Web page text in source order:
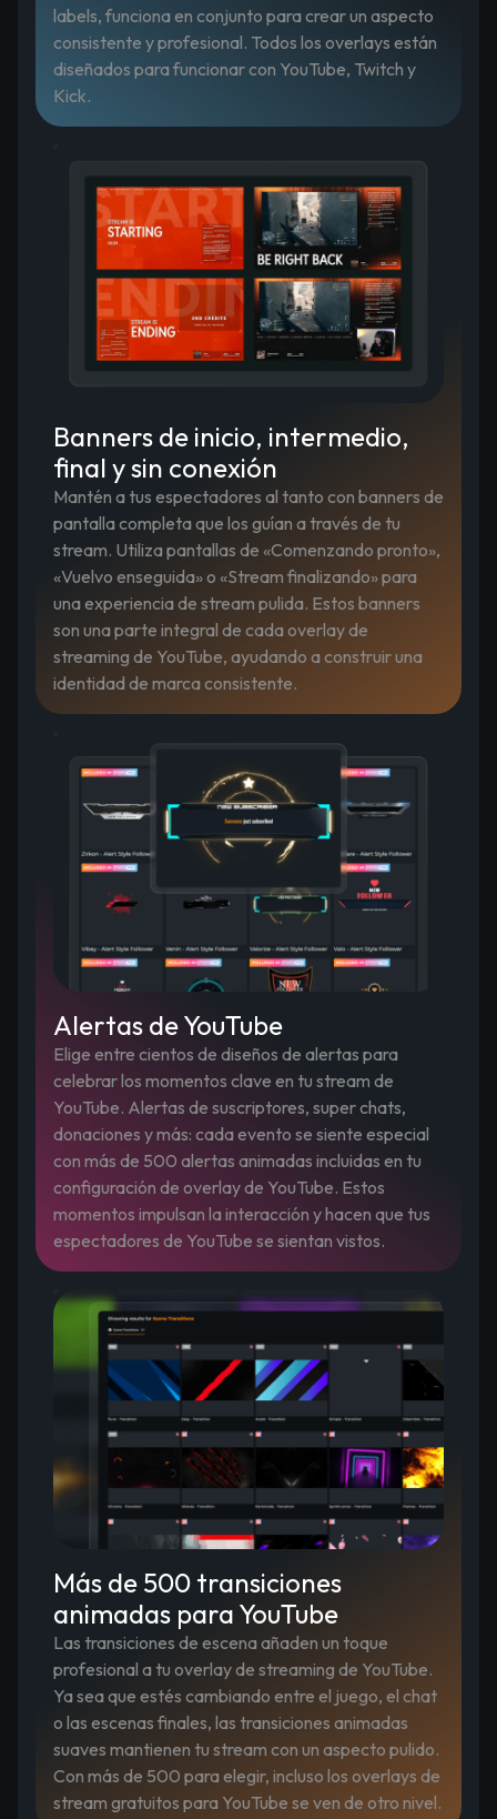
labels, funciona en conjunto para crear un aspecto
consistente y profesional. Todos los overlays están
diseñados para funcionar con YouTube, Twitch y
Kick.
Banners de inicio, intermedio,
final y sin conexión
Mantén a tus espectadores al tanto con banners de
pantalla completa que los guían a través de tu
stream. Utiliza pantallas de «Comenzando pronto»,
«Vuelvo enseguida» o «Stream finalizando» para
una experiencia de stream pulida. Estos banners
son una parte integral de cada overlay de
streaming de YouTube, ayudando a construir una
identidad de marca consistente.
Alertas de YouTube
Elige entre cientos de diseños de alertas para
celebrar los momentos clave en tu stream de
YouTube. Alertas de suscriptores, super chats,
donaciones y más: cada evento se siente especial
con más de 500 alertas animadas incluidas en tu
configuración de overlay de YouTube. Estos
momentos impulsan la interacción y hacen que tus
espectadores de YouTube se sientan vistos.
Más de 500 transiciones
animadas para YouTube
Las transiciones de escena añaden un toque
profesional a tu overlay de streaming de YouTube.
Ya sea que estés cambiando entre el juego, el chat
o las escenas finales, las transiciones animadas
suaves mantienen tu stream con un aspecto pulido.
Con más de 500 para elegir, incluso los overlays de
stream gratuitos para YouTube se ven de otro nivel.